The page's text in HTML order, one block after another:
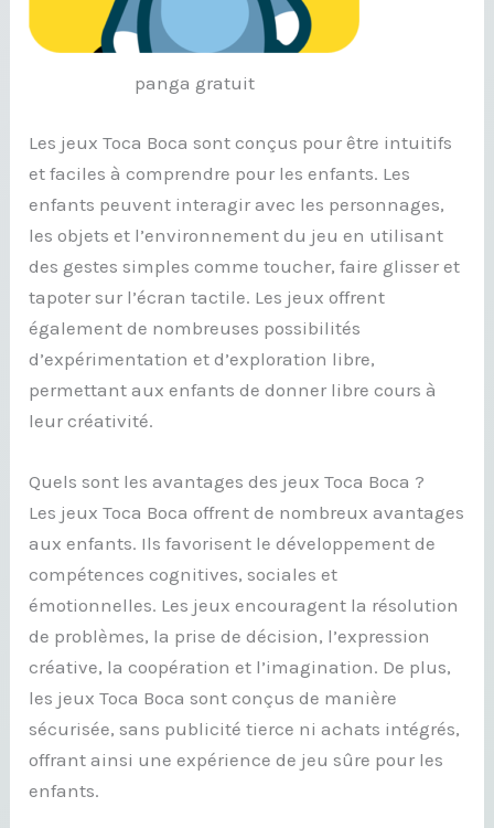
panga gratuit
Les jeux Toca Boca sont conçus pour être intuitifs
et faciles à comprendre pour les enfants. Les
enfants peuvent interagir avec les personnages,
les objets et l’environnement du jeu en utilisant
des gestes simples comme toucher, faire glisser et
tapoter sur l’écran tactile. Les jeux offrent
également de nombreuses possibilités
d’expérimentation et d’exploration libre,
permettant aux enfants de donner libre cours à
leur créativité.
Quels sont les avantages des jeux Toca Boca ?
Les jeux Toca Boca offrent de nombreux avantages
aux enfants. Ils favorisent le développement de
compétences cognitives, sociales et
émotionnelles. Les jeux encouragent la résolution
de problèmes, la prise de décision, l’expression
créative, la coopération et l’imagination. De plus,
les jeux Toca Boca sont conçus de manière
sécurisée, sans publicité tierce ni achats intégrés,
offrant ainsi une expérience de jeu sûre pour les
enfants.